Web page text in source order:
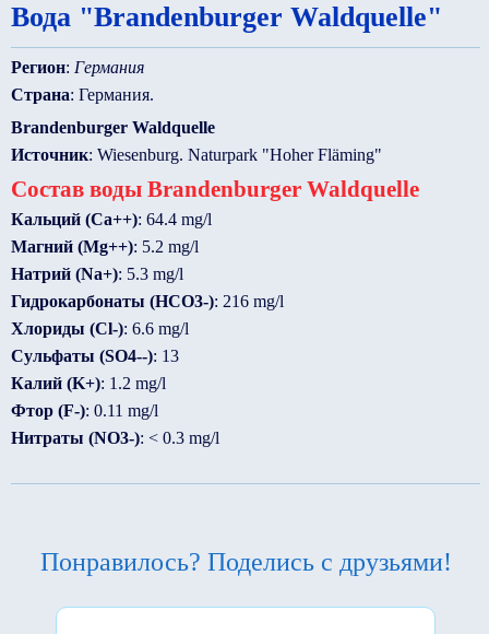
Вода "Brandenburger Waldquelle"
Регион: Германия
Страна: Германия.
Brandenburger Waldquelle
Источник: Wiesenburg. Naturpark "Hoher Fläming"
Состав воды Brandenburger Waldquelle
Кальций (Ca++): 64.4 mg/l
Магний (Mg++): 5.2 mg/l
Натрий (Na+): 5.3 mg/l
Гидрокарбонаты (HCO3-): 216 mg/l
Хлориды (Cl-): 6.6 mg/l
Сульфаты (SO4--): 13
Калий (K+): 1.2 mg/l
Фтор (F-): 0.11 mg/l
Нитраты (NO3-): < 0.3 mg/l
Понравилось? Поделись с друзьями!